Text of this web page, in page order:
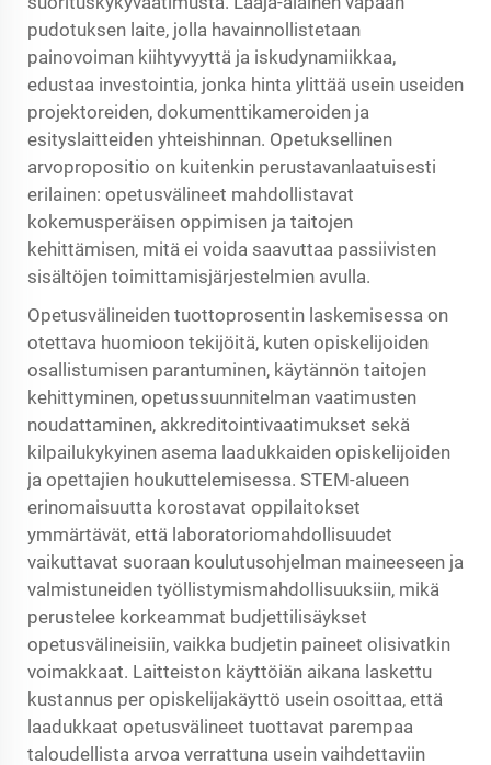
pudotuksen laite, jolla havainnollistetaan
painovoiman kiihtyvyyttä ja iskudynamiikkaa,
edustaa investointia, jonka hinta ylittää usein useiden
projektoreiden, dokumenttikameroiden ja
esityslaitteiden yhteishinnan. Opetuksellinen
arvopropositio on kuitenkin perustavanlaatuisesti
erilainen: opetusvälineet mahdollistavat
kokemusperäisen oppimisen ja taitojen
kehittämisen, mitä ei voida saavuttaa passiivisten
sisältöjen toimittamisjärjestelmien avulla.
Opetusvälineiden tuottoprosentin laskemisessa on
otettava huomioon tekijöitä, kuten opiskelijoiden
osallistumisen parantuminen, käytännön taitojen
kehittyminen, opetussuunnitelman vaatimusten
noudattaminen, akkreditointivaatimukset sekä
kilpailukykyinen asema laadukkaiden opiskelijoiden
ja opettajien houkuttelemisessa. STEM-alueen
erinomaisuutta korostavat oppilaitokset
ymmärtävät, että laboratoriomahdollisuudet
vaikuttavat suoraan koulutusohjelman maineeseen ja
valmistuneiden työllistymismahdollisuuksiin, mikä
perustelee korkeammat budjettilisäykset
opetusvälineisiin, vaikka budjetin paineet olisivatkin
voimakkaat. Laitteiston käyttöiän aikana laskettu
kustannus per opiskelijakäyttö usein osoittaa, että
laadukkaat opetusvälineet tuottavat parempaa
taloudellista arvoa verrattuna usein vaihdettaviin